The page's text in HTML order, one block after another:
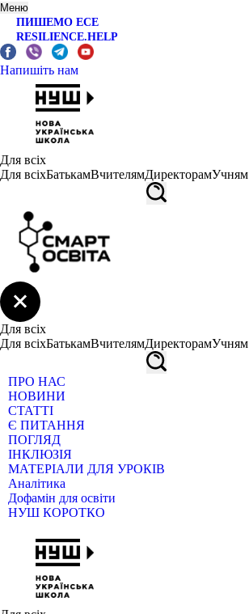
Меню
ПИШЕМО ЕСЕ
RESILIENCE.HELP
Напишіть нам
Для всіх
Для всіхБатькамВчителямДиректорамУчням
Для всіх
Для всіхБатькамВчителямДиректорамУчням
ПРО НАС
НОВИНИ
СТАТТІ
Є ПИТАННЯ
ПОГЛЯД
ІНКЛЮЗІЯ
МАТЕРІАЛИ ДЛЯ УРОКІВ
Аналітика
Дофамін для освіти
НУШ КОРОТКО